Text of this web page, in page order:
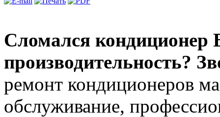
Сломался кондиционер
производительность?
ремонт кондиционеров
обслуживание,